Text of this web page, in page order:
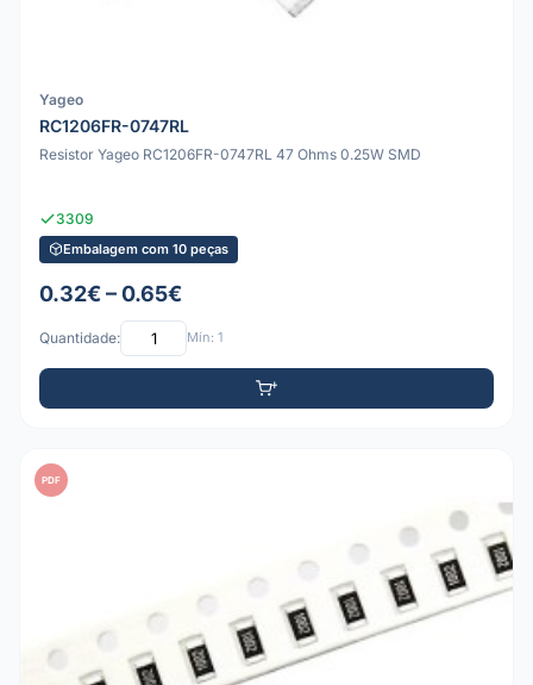
Yageo
RC1206FR-0747RL
Resistor Yageo RC1206FR-0747RL 47 Ohms 0.25W SMD
3309
Embalagem com 10 peças
0.32€ – 0.65€
Quantidade: Mín: 1
PDF